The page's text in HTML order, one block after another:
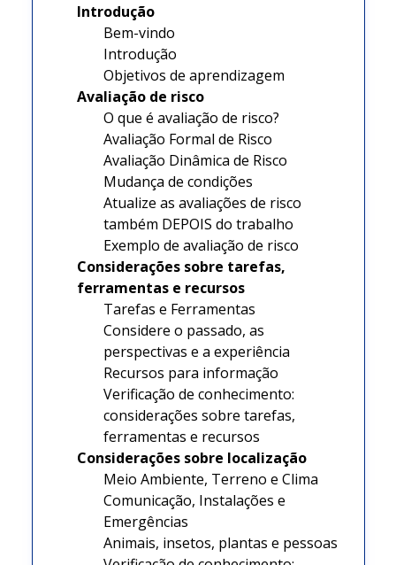
Introdução
Bem-vindo
Introdução
Objetivos de aprendizagem
Avaliação de risco
O que é avaliação de risco?
Avaliação Formal de Risco
Avaliação Dinâmica de Risco
Mudança de condições
Atualize as avaliações de risco
também DEPOIS do trabalho
Exemplo de avaliação de risco
Considerações sobre tarefas,
ferramentas e recursos
Tarefas e Ferramentas
Considere o passado, as
perspectivas e a experiência
Recursos para informação
Verificação de conhecimento:
considerações sobre tarefas,
ferramentas e recursos
Considerações sobre localização
Meio Ambiente, Terreno e Clima
Comunicação, Instalações e
Emergências
Animais, insetos, plantas e pessoas